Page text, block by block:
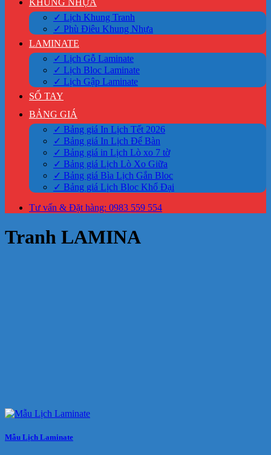
KHUNG NHỰA
✓ Lịch Khung Tranh
✓ Phù Điêu Khung Nhựa
LAMINATE
✓ Lịch Gỗ Laminate
✓ Lịch Bloc Laminate
✓ Lịch Gập Laminate
SỔ TAY
BẢNG GIÁ
✓ Bảng giá In Lịch Tết 2026
✓ Bảng giá In Lịch Để Bàn
✓ Bảng giá in Lịch Lò xo 7 tờ
✓ Bảng giá Lịch Lò Xo Giữa
✓ Bảng giá Bìa Lịch Gắn Bloc
✓ Bảng giá Lịch Bloc Khổ Đại
Tư vấn & Đặt hàng: 0983 559 554
Tranh LAMINA
Mẫu Lịch Laminate